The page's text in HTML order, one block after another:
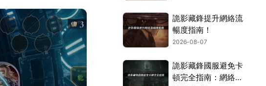
詭影藏鋒提升網絡流
暢度指南！
2026-08-07
詭影藏鋒國服避免卡
頓完全指南：網絡優